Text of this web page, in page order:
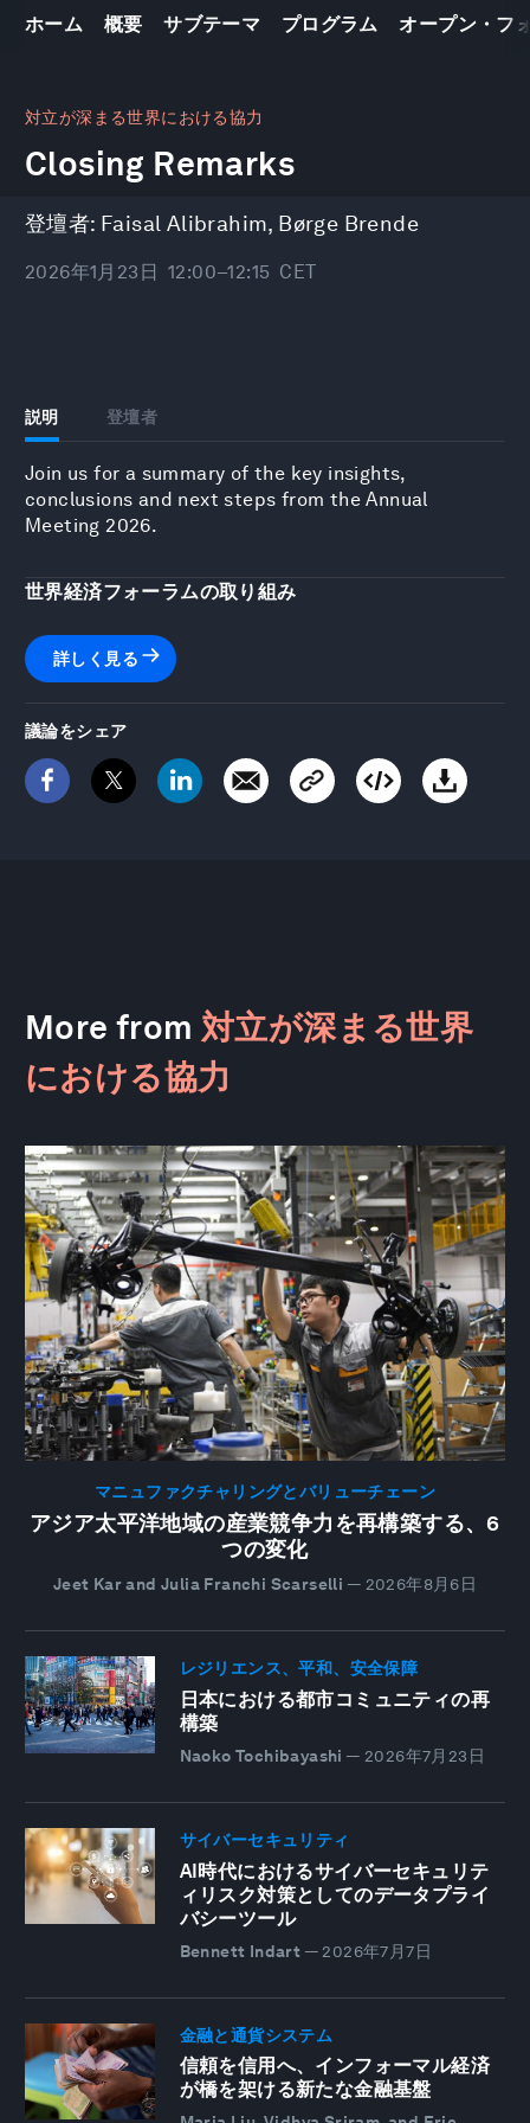
ホーム 概要 サブテーマ プログラム オープン・フ
対立が深まる世界における協力
Closing Remarks
登壇者: Faisal Alibrahim, Børge Brende
2026年1月23日 12:00–12:15 CET
説明 登壇者
Join us for a summary of the key insights,
conclusions and next steps from the Annual
Meeting 2026.
世界経済フォーラムの取り組み
詳しく見る
議論をシェア
More from 対立が深まる世界
における協力
マニュファクチャリングとバリューチェーン
アジア太平洋地域の産業競争力を再構築する、6
つの変化
Jeet Kar and Julia Franchi Scarselli — 2026年8月6日
レジリエンス、平和、安全保障
日本における都市コミュニティの再
構築
Naoko Tochibayashi — 2026年7月23日
サイバーセキュリティ
AI時代におけるサイバーセキュリテ
ィリスク対策としてのデータプライ
バシーツール
Bennett Indart — 2026年7月7日
金融と通貨システム
信頼を信用へ、インフォーマル経済
が橋を架ける新たな金融基盤
seconds
7
minutes,
seconds